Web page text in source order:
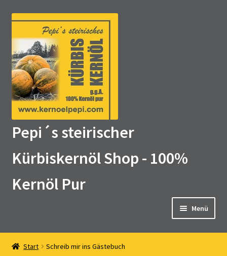
Zur
Navigation
springen
Zum
springen
Pepi´s steirischer
Kürbiskernöl Shop - 100%
Kernöl Pur
Menü
Home
Start Schreib mir ins Gästebuch